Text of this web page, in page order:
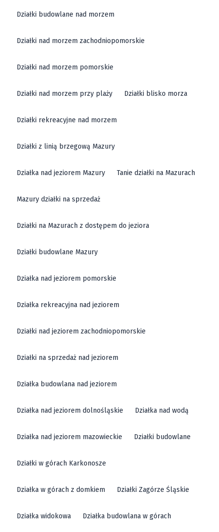
Działki budowlane nad morzem
Działki nad morzem zachodniopomorskie
Działki nad morzem pomorskie
Działki nad morzem przy plaży Działki blisko morza
Działki rekreacyjne nad morzem
Działki z linią brzegową Mazury
Działka nad jeziorem Mazury Tanie działki na Mazurach
Mazury działki na sprzedaż
Działki na Mazurach z dostępem do jeziora
Działki budowlane Mazury
Działka nad jeziorem pomorskie
Działka rekreacyjna nad jeziorem
Działki nad jeziorem zachodniopomorskie
Działki na sprzedaż nad jeziorem
Działka budowlana nad jeziorem
Działka nad jeziorem dolnośląskie Działka nad wodą
Działka nad jeziorem mazowieckie Działki budowlane
Działki w górach Karkonosze
Działka w górach z domkiem Działki Zagórze Śląskie
Działka widokowa Działka budowlana w górach